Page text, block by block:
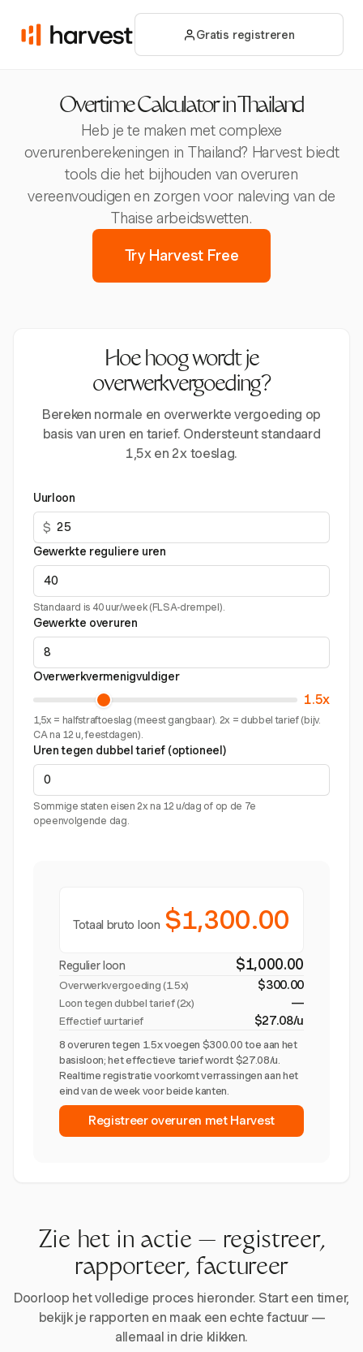
Gratis registreren
Overtime Calculator in Thailand
Heb je te maken met complexe
overurenberekeningen in Thailand? Harvest biedt
tools die het bijhouden van overuren
vereenvoudigen en zorgen voor naleving van de
Thaise arbeidswetten.
Try Harvest Free
Hoe hoog wordt je
overwerkvergoeding?
Bereken normale en overwerkte vergoeding op
basis van uren en tarief. Ondersteunt standaard
1,5x en 2x toeslag.
Uurloon
$
Gewerkte reguliere uren
Standaard is 40 uur/week (FLSA-drempel).
Gewerkte overuren
Overwerkvermenigvuldiger
1.5x
1,5x = halfstraftoeslag (meest gangbaar). 2x = dubbel tarief (bijv.
CA na 12 u, feestdagen).
Uren tegen dubbel tarief (optioneel)
Sommige staten eisen 2x na 12 u/dag of op de 7e
opeenvolgende dag.
Totaal bruto loon $1,300.00
Regulier loon $1,000.00
Overwerkvergoeding (1.5x) $300.00
Loon tegen dubbel tarief (2x) —
Effectief uurtarief $27.08/u
8 overuren tegen 1.5x voegen $300.00 toe aan het
basisloon; het effectieve tarief wordt $27.08/u.
Realtime registratie voorkomt verrassingen aan het
eind van de week voor beide kanten.
Registreer overuren met Harvest
Zie het in actie — registreer,
rapporteer, factureer
Doorloop het volledige proces hieronder. Start een timer,
bekijk je rapporten en maak een echte factuur —
allemaal in drie klikken.